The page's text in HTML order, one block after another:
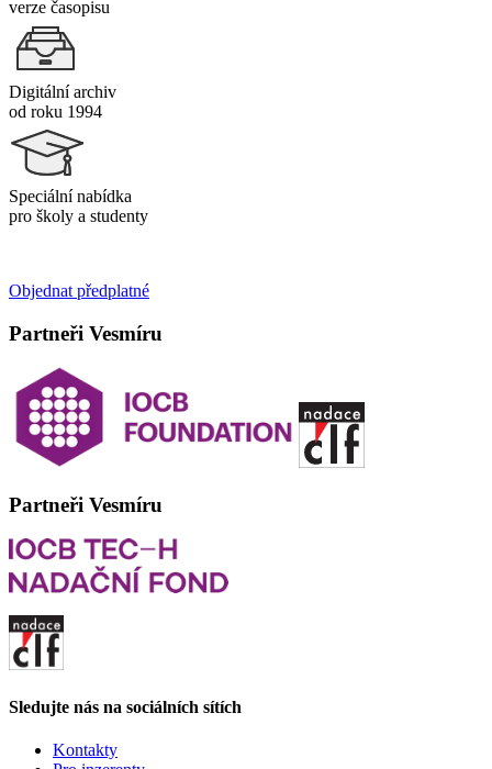
verze časopisu
Digitální archiv
od roku 1994
Speciální nabídka
pro školy a studenty
Objednat předplatné
Partneři Vesmíru
Partneři Vesmíru
Sledujte nás na sociálních sítích
Kontakty